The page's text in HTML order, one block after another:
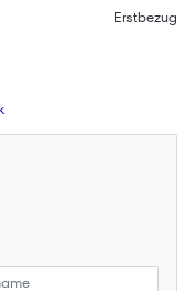
Erstbezug